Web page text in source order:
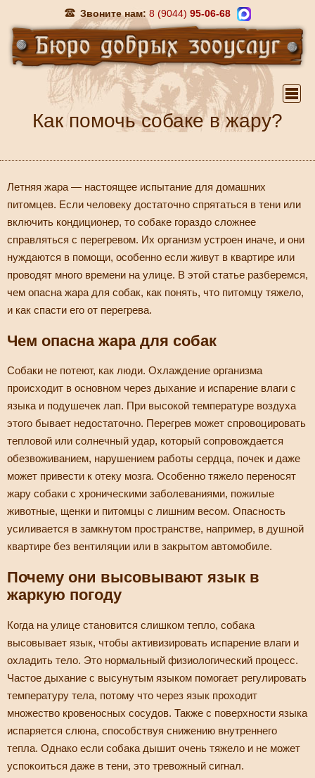
Звоните нам: 8 (9044) 95-06-68
Как помочь собаке в жару?
Летняя жара — настоящее испытание для домашних
питомцев. Если человеку достаточно спрятаться в тени или
включить кондиционер, то собаке гораздо сложнее
справляться с перегревом. Их организм устроен иначе, и они
нуждаются в помощи, особенно если живут в квартире или
проводят много времени на улице. В этой статье разберемся,
чем опасна жара для собак, как понять, что питомцу тяжело,
и как спасти его от перегрева.
Чем опасна жара для собак
Собаки не потеют, как люди. Охлаждение организма
происходит в основном через дыхание и испарение влаги с
языка и подушечек лап. При высокой температуре воздуха
этого бывает недостаточно. Перегрев может спровоцировать
тепловой или солнечный удар, который сопровождается
обезвоживанием, нарушением работы сердца, почек и даже
может привести к отеку мозга. Особенно тяжело переносят
жару собаки с хроническими заболеваниями, пожилые
животные, щенки и питомцы с лишним весом. Опасность
усиливается в замкнутом пространстве, например, в душной
квартире без вентиляции или в закрытом автомобиле.
Почему они высовывают язык в
жаркую погоду
Когда на улице становится слишком тепло, собака
высовывает язык, чтобы активизировать испарение влаги и
охладить тело. Это нормальный физиологический процесс.
Частое дыхание с высунутым языком помогает регулировать
температуру тела, потому что через язык проходит
множество кровеносных сосудов. Также с поверхности языка
испаряется слюна, способствуя снижению внутреннего
тепла. Однако если собака дышит очень тяжело и не может
успокоиться даже в тени, это тревожный сигнал.